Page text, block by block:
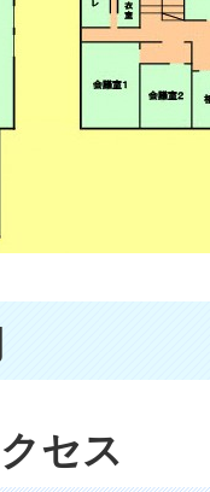
セス